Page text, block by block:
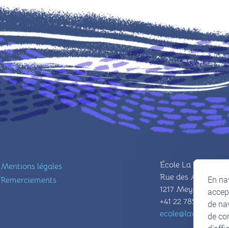
Mentions légales
Remerciements
École La Voie
Rue des
1217 Meyrin
+41 22 785 02 02
En
de
de